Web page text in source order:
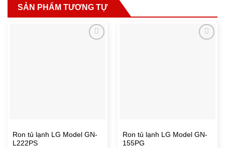
SẢN PHẨM TƯƠNG TỰ
Ron tủ lạnh LG Model GN-
L222PS
Ron tủ lạnh LG Model GN-
155PG